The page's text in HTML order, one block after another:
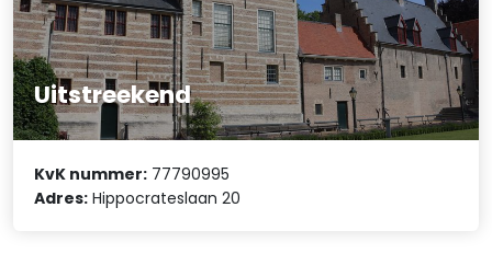
Uitstreekend
KvK nummer: 77790995
Adres: Hippocrateslaan 20